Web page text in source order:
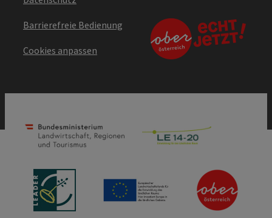
Barrierefreie Bedienung
Cookies anpassen